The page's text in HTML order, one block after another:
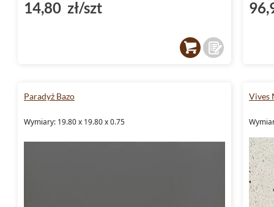
14,80 zł/szt
Paradyż Bazo
Wymiary: 19.80 x 19.80 x 0.75
Vives